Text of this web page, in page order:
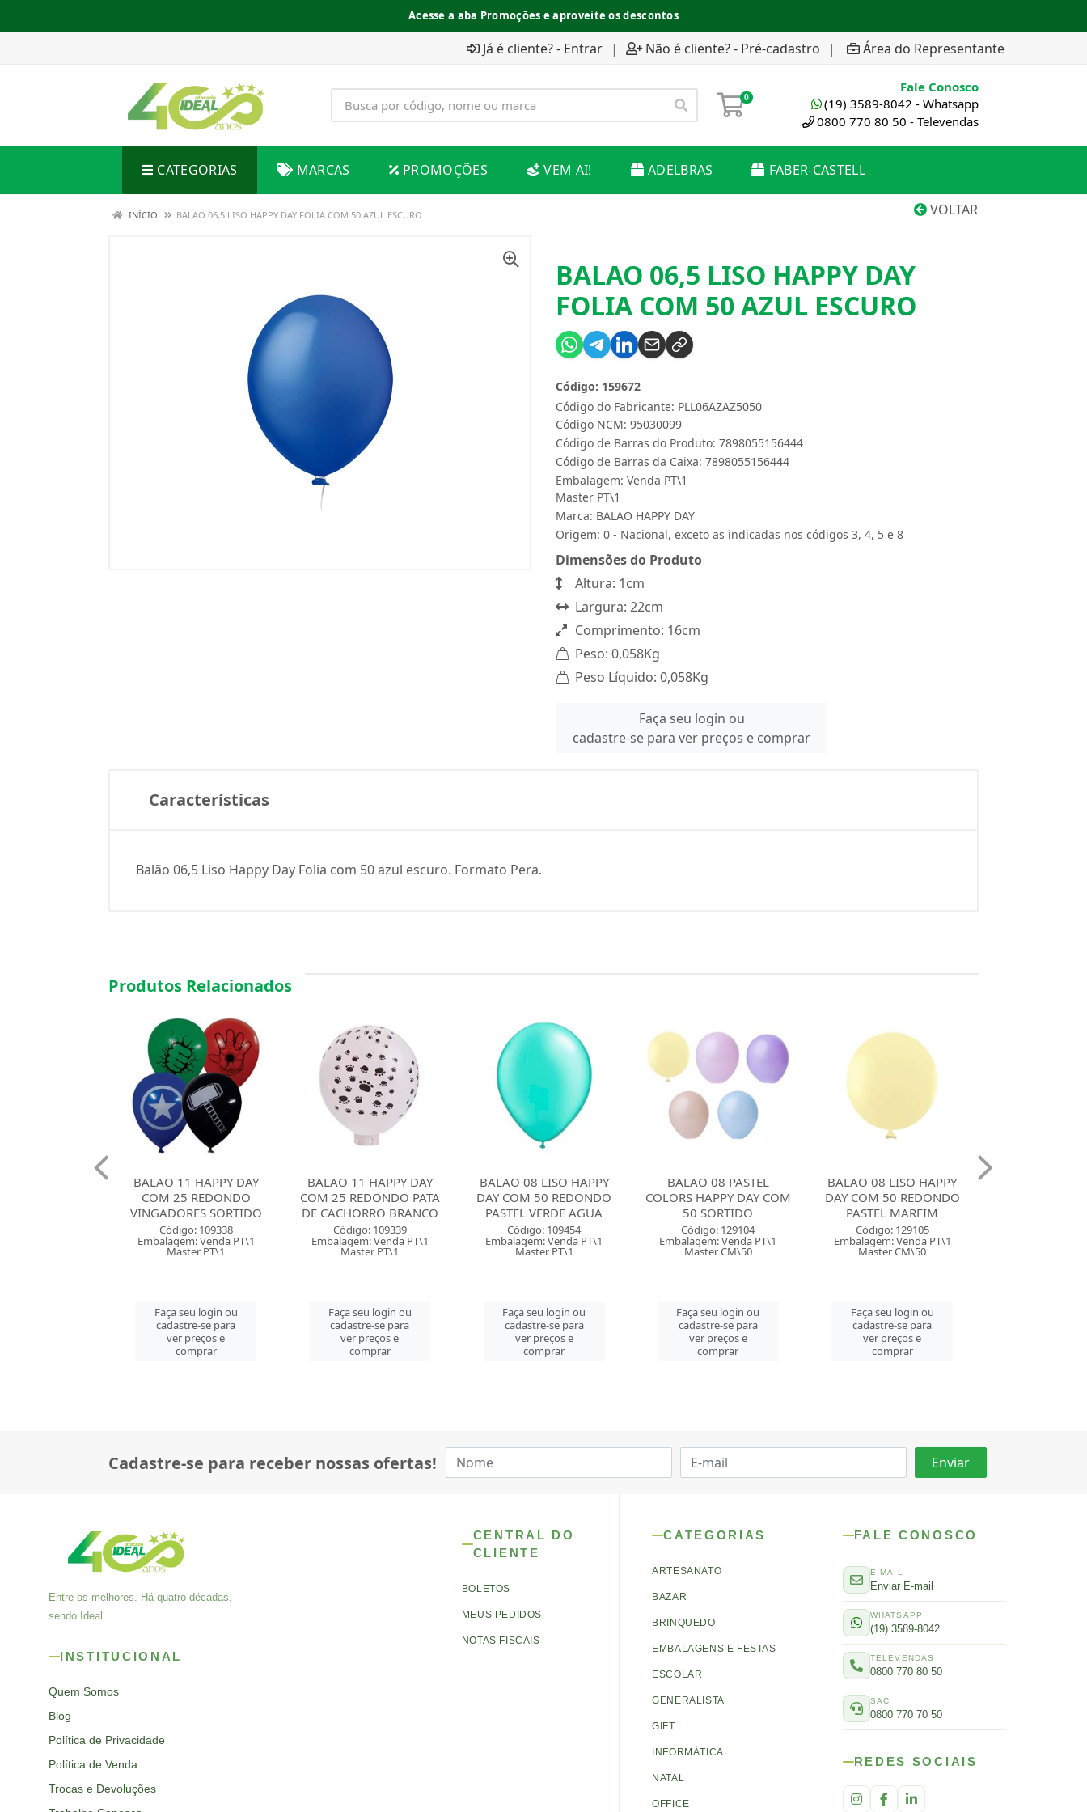
Acesse a aba Promoções e aproveite os descontos
Já é cliente? - Entrar | Não é cliente? - Pré-cadastro | Área do Representante
0
Fale Conosco
(19) 3589-8042 - Whatsapp
0800 770 80 50 - Televendas
CATEGORIAS MARCAS PROMOÇÕES VEM AI! ADELBRAS FABER-CASTELL
VOLTAR
INÍCIO BALAO 06,5 LISO HAPPY DAY FOLIA COM 50 AZUL ESCURO
BALAO 06,5 LISO HAPPY DAY
FOLIA COM 50 AZUL ESCURO
Código do Fabricante: PLL06AZAZ5050
Código: 159672
Código NCM: 95030099
Código de Barras do Produto: 7898055156444
Código de Barras da Caixa: 7898055156444
Embalagem: Venda PT\1
Master PT\1
Marca: BALAO HAPPY DAY
Origem: 0 - Nacional, exceto as indicadas nos códigos 3, 4, 5 e 8
Dimensões do Produto
Altura: 1cm
Largura: 22cm
Comprimento: 16cm
Peso: 0,058Kg
Peso Líquido: 0,058Kg
Faça seu login ou
cadastre-se para ver preços e comprar
Características
Balão 06,5 Liso Happy Day Folia com 50 azul escuro. Formato Pera.
Produtos Relacionados
BALAO 11 HAPPY DAY
COM 25 REDONDO PATA
DE CACHORRO BRANCO
Código: 109339
Embalagem: Venda PT\1
Master PT\1
Faça seu login ou
cadastre-se para
ver preços e
comprar
BALAO 08 LISO HAPPY
DAY COM 50 REDONDO
PASTEL VERDE AGUA
Código: 109454
Embalagem: Venda PT\1
Master PT\1
Faça seu login ou
cadastre-se para
ver preços e
comprar
BALAO 08 PASTEL
COLORS HAPPY DAY COM
50 SORTIDO
Código: 129104
Embalagem: Venda PT\1
Master CM\50
Faça seu login ou
cadastre-se para
ver preços e
comprar
BALAO 08 LISO HAPPY
DAY COM 50 REDONDO
PASTEL MARFIM
Código: 129105
Embalagem: Venda PT\1
Master CM\50
Faça seu login ou
cadastre-se para
ver preços e
comprar
BALAO 8 LISO HAPPY DAY
COM 50 REDONDO
PASTEL ROSA BEBE
Código: 129106
Embalagem: Venda PT\1
Master CM\50
Faça seu login ou
cadastre-se para
ver preços e
comprar
Cadastre-se para receber nossas ofertas!
Entre os melhores. Há quatro décadas,
sendo Ideal.
INSTITUCIONAL
Quem Somos
Blog
Política de Privacidade
Política de Venda
Trocas e Devoluções
CENTRAL DO
CLIENTE
BOLETOS
MEUS PEDIDOS
NOTAS FISCAIS
CATEGORIAS
ARTESANATO
BAZAR
BRINQUEDO
EMBALAGENS E FESTAS
ESCOLAR
GENERALISTA
GIFT
INFORMÁTICA
NATAL
OFFICE
FALE CONOSCO
E-MAIL
Enviar E-mail
WHATSAPP
(19) 3589-8042
TELEVENDAS
0800 770 80 50
SAC
0800 770 70 50
REDES SOCIAIS